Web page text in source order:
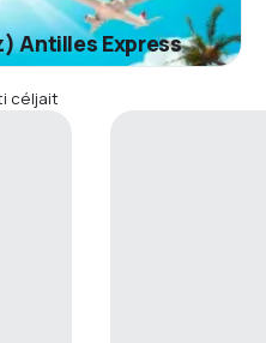
Antilles Express
céljait